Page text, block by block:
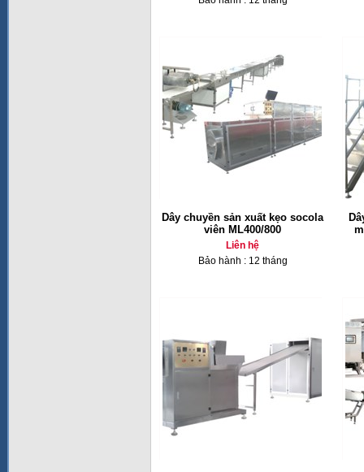
Dây chuyền sản xuất kẹo socola
viên ML400/800
Liên hệ
Bảo hành : 12 tháng